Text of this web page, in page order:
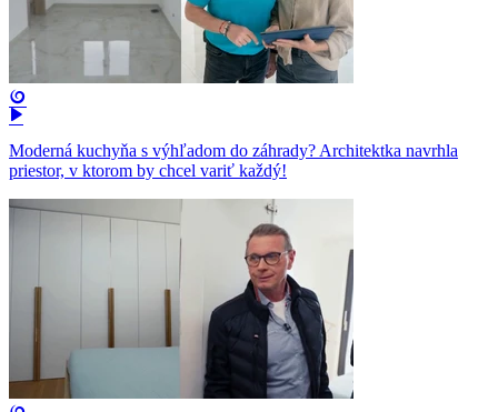
Moderná kuchyňa s výhľadom do záhrady? Architektka navrhla
priestor, v ktorom by chcel variť každý!